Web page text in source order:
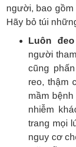
người, bao
Hãy bỏ túi
Luôn
người
cũng
reo, thậm
mầm
nhiễm
trang mọi
nguy cơ